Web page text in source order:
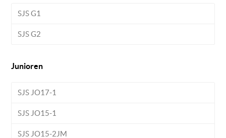
SJS G1
SJS G2
Junioren
SJS JO17-1
SJS JO15-1
SJS JO15-2JM